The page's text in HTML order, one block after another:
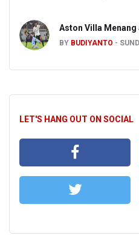
Aston Villa
BY BUDIYANTO
LET'S HANG OUT ON SOCIAL